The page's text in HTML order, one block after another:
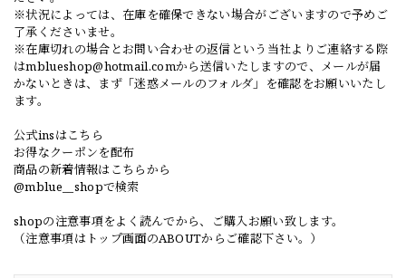
※状況によっては、在庫を確保できない場合がございますので予めご
了承くださいませ。
※在庫切れの場合とお問い合わせの返信という当社よりご連絡する際
はmblueshop@hotmail.comから送信いたしますので、メールが届
かないときは、まず「迷惑メールのフォルダ」を確認をお願いいたし
ます。
公式insはこちら
お得なクーポンを配布
商品の新着情報はこちらから
@mblue__shopで検索
shopの注意事項をよく読んでから、ご購入お願い致します。
（注意事項はトップ画面のABOUTからご確認下さい。）